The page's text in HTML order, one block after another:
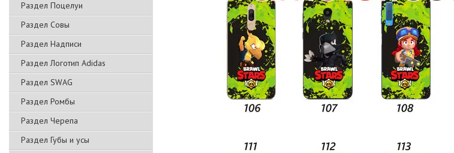
Раздел Поцелуи
Раздел Совы
Раздел Надписи
Раздел Логотип Adidas
Раздел SWAG
Раздел Ромбы
Раздел Черепа
Раздел Губы и усы